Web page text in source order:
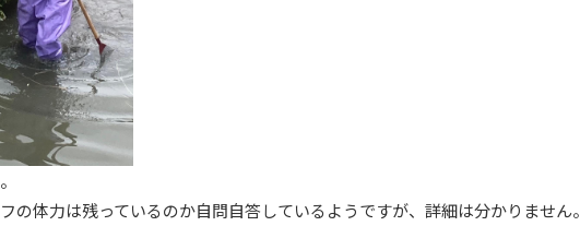
の体力は残っているのか自問自答しているようですが、詳細は分かりません。